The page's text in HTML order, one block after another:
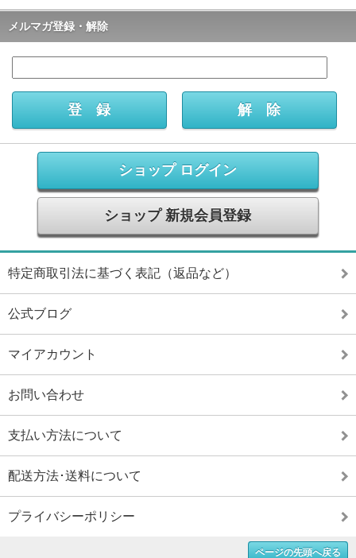
メルマガ登録・解除
ショップ ログイン
ショップ 新規会員登録
特定商取引法に基づく表記（返品など）
公式ブログ
マイアカウント
お問い合わせ
支払い方法について
配送方法･送料について
プライバシーポリシー
ページの先頭へ戻る